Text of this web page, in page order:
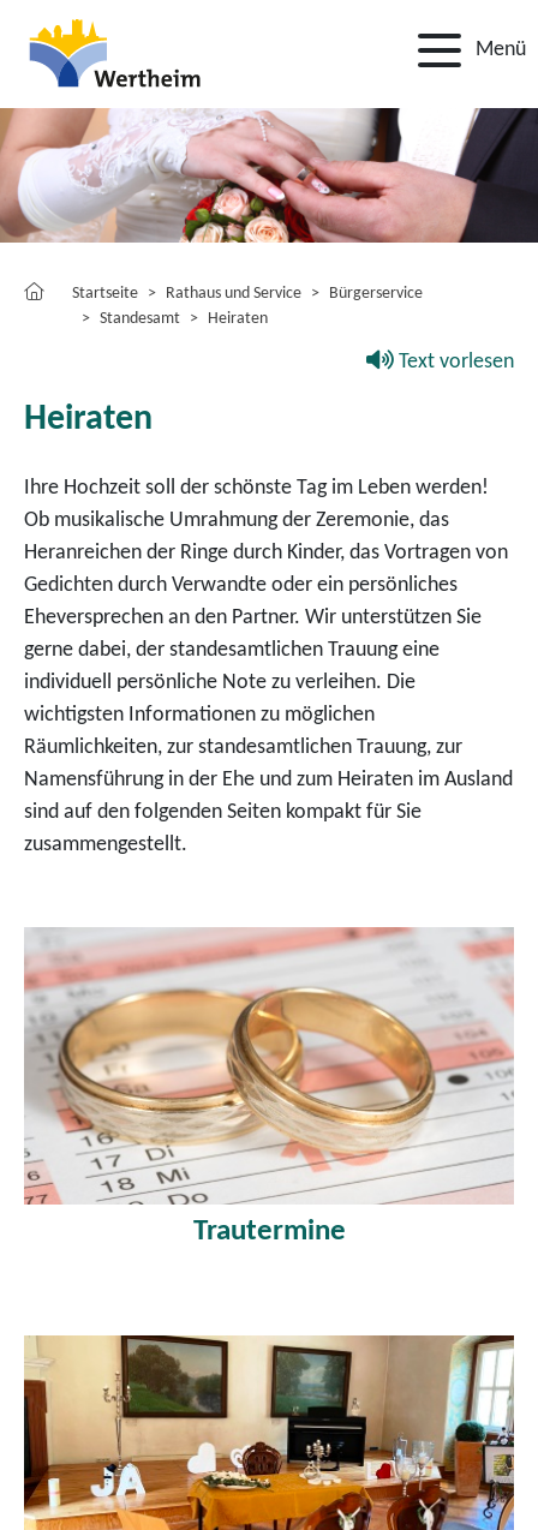
Menü
Startseite Rathaus und Service
Bürgerservice
Standesamt
Heiraten
Text vorlesen
Heiraten
Ihre Hochzeit soll der schönste Tag im Leben werden!
Ob musikalische Umrahmung der Zeremonie, das
Heranreichen der Ringe durch Kinder, das Vortragen von
Gedichten durch Verwandte oder ein persönliches
Eheversprechen an den Partner. Wir unterstützen Sie
gerne dabei, der standesamtlichen Trauung eine
individuell persönliche Note zu verleihen. Die
wichtigsten Informationen zu möglichen
Räumlichkeiten, zur standesamtlichen Trauung, zur
Namensführung in der Ehe und zum Heiraten im Ausland
sind auf den folgenden Seiten kompakt für Sie
zusammengestellt.
Trautermine